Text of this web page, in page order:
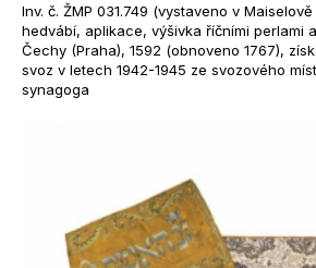
Inv. č. ŽMP 031.749 (vystaveno v
hedvábí, aplikace, výšivka říčními perlami
Čechy (Praha), 1592 (obnoveno 1767),
svoz v letech 1942-1945 ze svozového
synagoga